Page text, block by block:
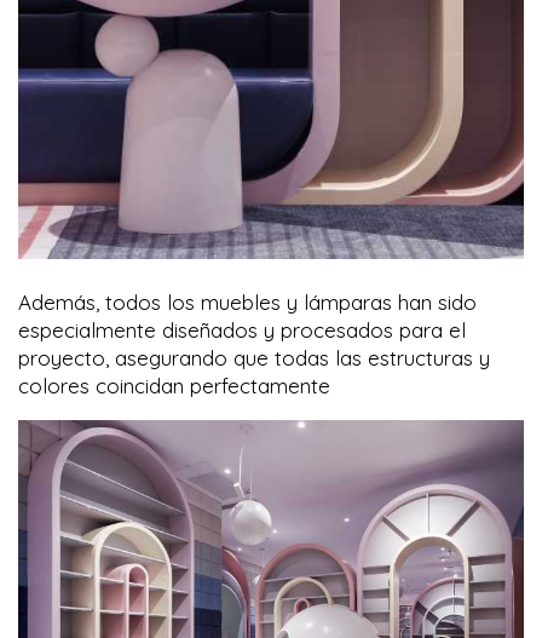
Además, todos los muebles y lámparas han sido
especialmente diseñados y procesados para el
proyecto, asegurando que todas las estructuras y
colores coincidan perfectamente